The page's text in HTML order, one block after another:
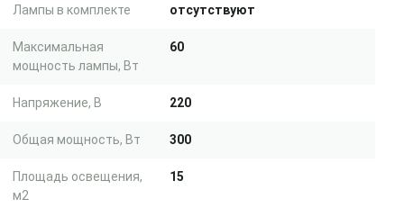
Лампы в комплекте отсутствуют
Максимальная
мощность лампы, Вт
60
Напряжение, В 220
Общая мощность, Вт 300
Площадь освещения,
м2
15